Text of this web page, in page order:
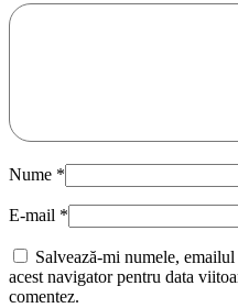
Nume *
E-mail *
Salvează-mi numele,
acest navigator pentru data
comentez.